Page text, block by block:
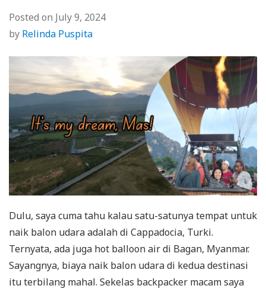
Posted on July 9, 2024
by Relinda Puspita
Dulu, saya cuma tahu kalau satu-satunya tempat untuk
naik balon udara adalah di Cappadocia, Turki.
Ternyata, ada juga hot balloon air di Bagan, Myanmar.
Sayangnya, biaya naik balon udara di kedua destinasi
itu terbilang mahal. Sekelas backpacker macam saya